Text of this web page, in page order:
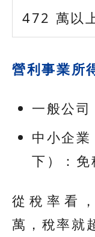
472 萬以
營利事業所
一般公
中小企
下）：免
從稅率看
萬，稅率就